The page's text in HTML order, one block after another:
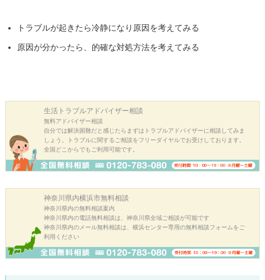
トラブルが起きたら冷静になり原因を考えてみる
原因が分かったら、的確な対処方法を考えてみる
生活トラブルアドバイザー相談
無料アドバイザー相談
自分では解決困難だと感じたらまずはトラブルアドバイザーに相談してみま
しょう。トラブルに関するご相談をフリーダイヤルでお受けしております。
全国どこからでもご利用可能です。
神奈川県内横浜市無料相談
神奈川県内の無料相談案内
神奈川県内の電話無料相談は、神奈川県全域ご相談が可能です
神奈川県内のメール無料相談は、横浜センター専用の無料相談フォームをご
利用ください